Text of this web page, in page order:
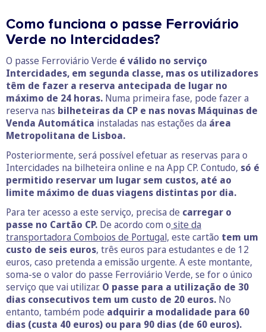
Como funciona o passe Ferroviário
Verde no Intercidades?
O passe Ferroviário Verde é válido no serviço
Intercidades, em segunda classe, mas os utilizadores
têm de fazer a reserva antecipada de lugar no
máximo de 24 horas. Numa primeira fase, pode fazer a
reserva nas bilheteiras da CP e nas novas Máquinas de
Venda Automática instaladas nas estações da área
Metropolitana de Lisboa.
Posteriormente, será possível efetuar as reservas para o
Intercidades na bilheteira online e na App CP. Contudo, só é
permitido reservar um lugar sem custos, até ao
limite máximo de duas viagens distintas por dia.
Para ter acesso a este serviço, precisa de carregar o
passe no Cartão CP. De acordo com o site da
transportadora Comboios de Portugal, este cartão tem um
custo de seis euros, três euros para estudantes e de 12
euros, caso pretenda a emissão urgente. A este montante,
soma-se o valor do passe Ferroviário Verde, se for o único
serviço que vai utilizar. O passe para a utilização de 30
dias consecutivos tem um custo de 20 euros. No
entanto, também pode adquirir a modalidade para 60
dias (custa 40 euros) ou para 90 dias (de 60 euros).